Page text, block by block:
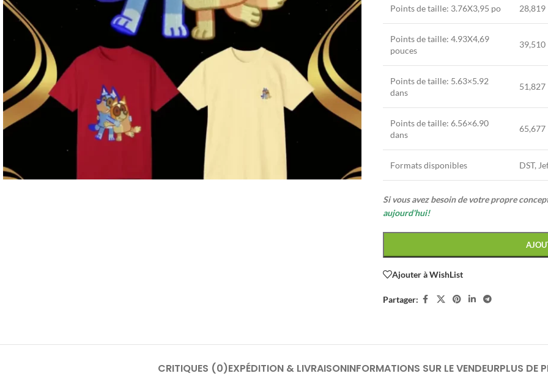
Points de taille: 3.76X3,95 po 28,819
Points de taille: 4.93X4,69
pouces
39,510
Points de taille: 5.63×5.92
dans
51,827
Points de taille: 6.56×6.90
dans
65,677
Formats disponibles DST,
Si vous avez besoin de votre propre
aujourd'hui!
Ajouter à WishList
Partager:
CRITIQUES (0)EXPÉDITION & LIVRAISONINFORMATIONS SUR LE VENDEURPLUS DE